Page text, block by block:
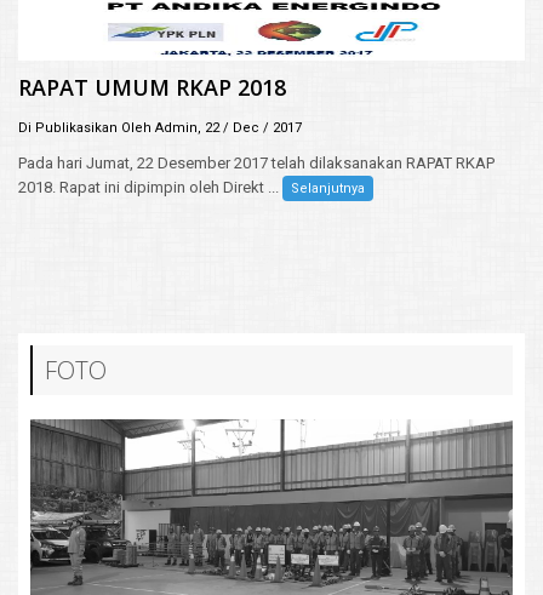
RAPAT UMUM RKAP 2018
Di Publikasikan Oleh Admin, 22 / Dec / 2017
Pada hari Jumat, 22 Desember 2017 telah dilaksanakan RAPAT RKAP
2018. Rapat ini dipimpin oleh Direkt ...
Selanjutnya
FOTO